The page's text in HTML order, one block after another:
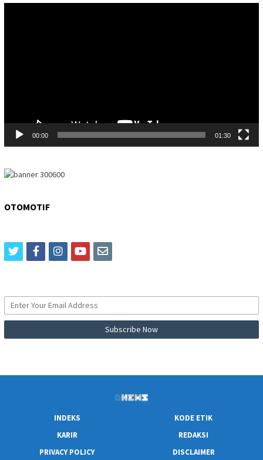
00:00 01:30
OTOMOTIF
twitterfacebookinstagram
youtubeemail
INDEKS
KODE ETIK
KARIR
REDAKSI
PRIVACY POLICY
DISCLAIMER